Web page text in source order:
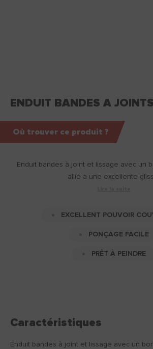
ENDUIT BANDES A
Enduit bandes à joint et lissage avec un
allié à une excellente
EXCELLENT POUVOIR
PONÇAGE FACILE
PRÊT À PEINDRE
Où trouver ce produit ?
Caractéristiques
Enduit bandes à joint et lissage avec un